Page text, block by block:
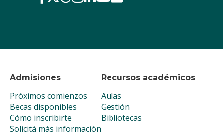
Admisiones
Próximos comienzos
Becas disponibles
Cómo inscribirte
Solicitá más información
Recursos académicos
Aulas
Gestión
Bibliotecas